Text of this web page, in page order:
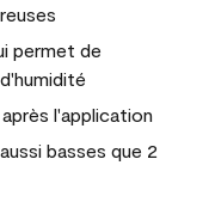
permet de
l'application
basses que 2